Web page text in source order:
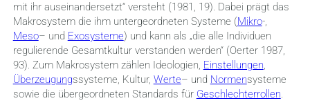
mit ihr auseinandersetzt“ versteht (1981, 19). Dabei prägt das
Makrosystem die ihm untergeordneten Systeme (Mikro-,
Meso– und Exosysteme) und kann als „die alle Individuen
regulierende Gesamtkultur verstanden werden“ (Oerter 1987,
93). Zum Makrosystem zählen Ideologien, Einstellungen,
Überzeugungssysteme, Kultur, Werte– und Normensysteme
sowie die übergeordneten Standards für Geschlechterrollen.